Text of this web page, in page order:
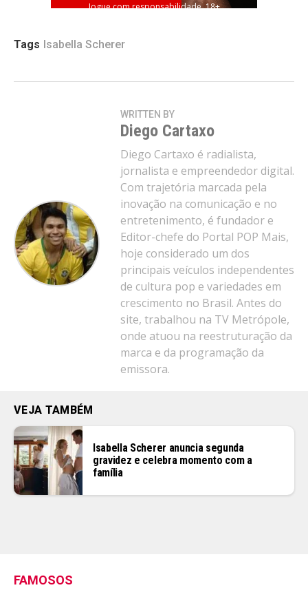
Jogue com responsabilidade. 18+
Tags Isabella Scherer
WRITTEN BY
Diego Cartaxo
Diego Cartaxo é radialista,
jornalista e empreendedor digital.
Com trajetória marcada pela
inovação na comunicação e no
entretenimento, é fundador e
Editor-chefe do Portal POP Mais,
hoje considerado um dos
principais veículos independentes
de cultura pop e variedades em
crescimento no Brasil. Antes do
site, trabalhou na TV Metrópole,
onde atuou na reestruturação da
marca e da programação da
emissora.
VEJA TAMBÉM
Isabella Scherer anuncia segunda
gravidez e celebra momento com a
família
FAMOSOS
Flipboard
Reddit
Pinterest
Whatsapp
Email